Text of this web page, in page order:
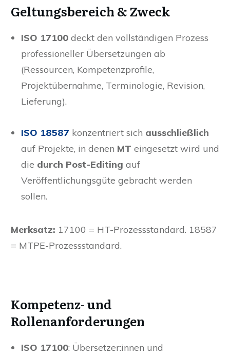
Geltungsbereich & Zweck
ISO 17100 deckt den vollständigen Prozess
professioneller Übersetzungen ab
(Ressourcen, Kompetenzprofile,
Projektübernahme, Terminologie, Revision,
Lieferung).
ISO 18587 konzentriert sich ausschließlich
auf Projekte, in denen MT eingesetzt wird und
die durch Post-Editing auf
Veröffentlichungsgüte gebracht werden
sollen.
Merksatz: 17100 = HT-Prozessstandard. 18587
= MTPE-Prozessstandard.
Kompetenz- und
Rollenanforderungen
ISO 17100: Übersetzer:innen und